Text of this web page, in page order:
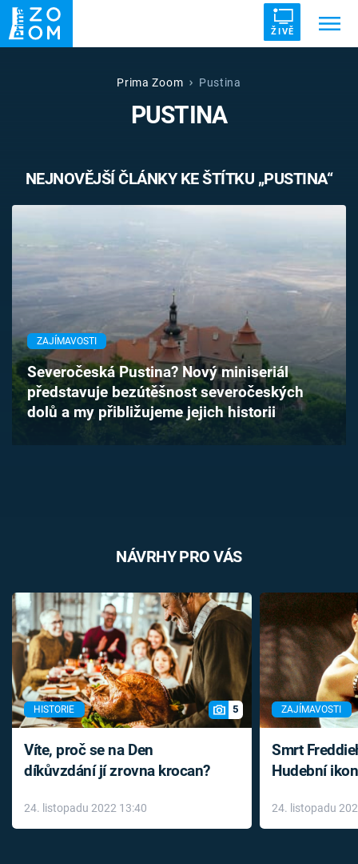
ŽIVĚ
UFO DRUHÁ SVĚTOVÁ VÁLKA
VETŘELCI DÁVNOVĚKU
Témata
Pořady
TV Program
Časopis
Sledujte prima+
Prima Zoom Pustina
PUSTINA
NEJNOVĚJŠÍ ČLÁNKY KE ŠTÍTKU „PUSTINA“
ZAJÍMAVOSTI
Severočeská Pustina? Nový miniseriál
představuje bezútěšnost severočeských
dolů a my přibližujeme jejich historii
NÁVRHY PRO VÁS
HISTORIE 5
Víte, proč se na Den
díkůvzdání jí zrovna krocan?
24. listopadu 2022 13:40
ZAJÍMAVOSTI
Smrt
Hudební
léky
24. listopadu